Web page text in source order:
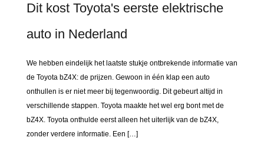
Dit kost Toyota's eerste elektrische
auto in Nederland
We hebben eindelijk het laatste stukje ontbrekende informatie van
de Toyota bZ4X: de prijzen. Gewoon in één klap een auto
onthullen is er niet meer bij tegenwoordig. Dit gebeurt altijd in
verschillende stappen. Toyota maakte het wel erg bont met de
bZ4X. Toyota onthulde eerst alleen het uiterlijk van de bZ4X,
zonder verdere informatie. Een […]